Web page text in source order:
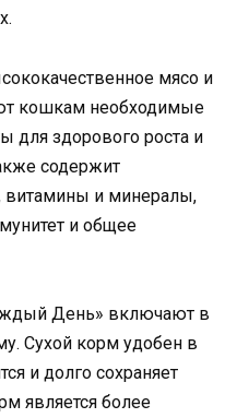
мясо и
кошкам необходимые
для здорового роста и
содержит
витамины и минералы,
и общее
День» включают в
Сухой корм удобен в
и долго сохраняет
является более